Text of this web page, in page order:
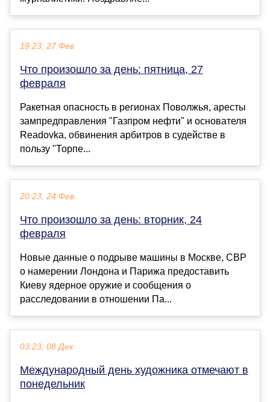
19:23, 27 Фев
Что произошло за день: пятница, 27
февраля
Ракетная опасность в регионах Поволжья, аресты
зампредправления "Газпром нефти" и основателя
Readovkа, обвинения арбитров в судействе в
пользу "Торпе...
20:23, 24 Фев
Что произошло за день: вторник, 24
февраля
Новые данные о подрыве машины в Москве, СВР
о намерении Лондона и Парижа предоставить
Киеву ядерное оружие и сообщения о
расследовании в отношении Па...
03:23, 08 Дек
Международный день художника отмечают в
понедельник